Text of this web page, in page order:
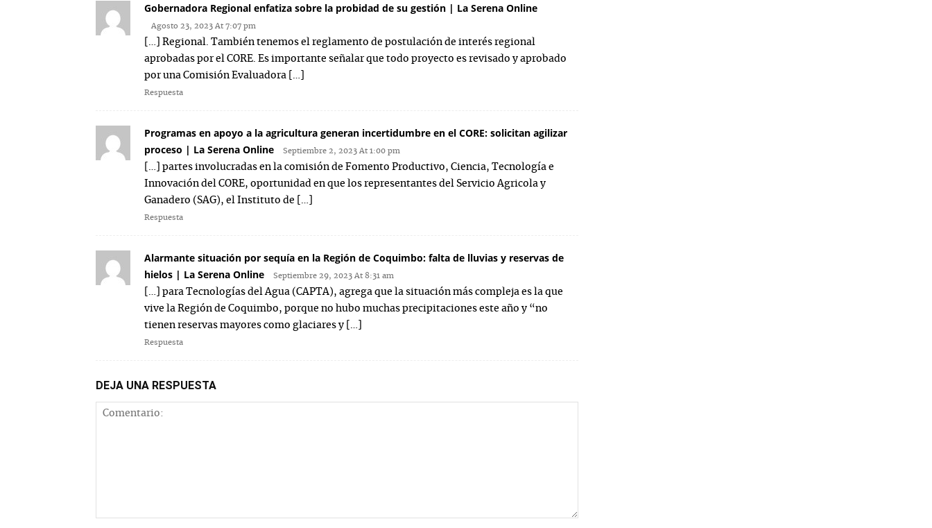
Gobernadora Regional enfatiza sobre la probidad de su gestión | La Serena Online
Agosto 23, 2023 At 7:07 pm
[…] Regional. También tenemos el reglamento de postulación de interés regional
aprobadas por el CORE. Es importante señalar que todo proyecto es revisado y aprobado
por una Comisión Evaluadora […]
Respuesta
Programas en apoyo a la agricultura generan incertidumbre en el CORE: solicitan agilizar
proceso | La Serena Online
Septiembre 2, 2023 At 1:00 pm
[…] partes involucradas en la comisión de Fomento Productivo, Ciencia, Tecnología e
Innovación del CORE, oportunidad en que los representantes del Servicio Agricola y
Ganadero (SAG), el Instituto de […]
Respuesta
Alarmante situación por sequía en la Región de Coquimbo: falta de lluvias y reservas de
hielos | La Serena Online
Septiembre 29, 2023 At 8:31 am
[…] para Tecnologías del Agua (CAPTA), agrega que la situación más compleja es la que
vive la Región de Coquimbo, porque no hubo muchas precipitaciones este año y “no
tienen reservas mayores como glaciares y […]
Respuesta
DEJA UNA RESPUESTA